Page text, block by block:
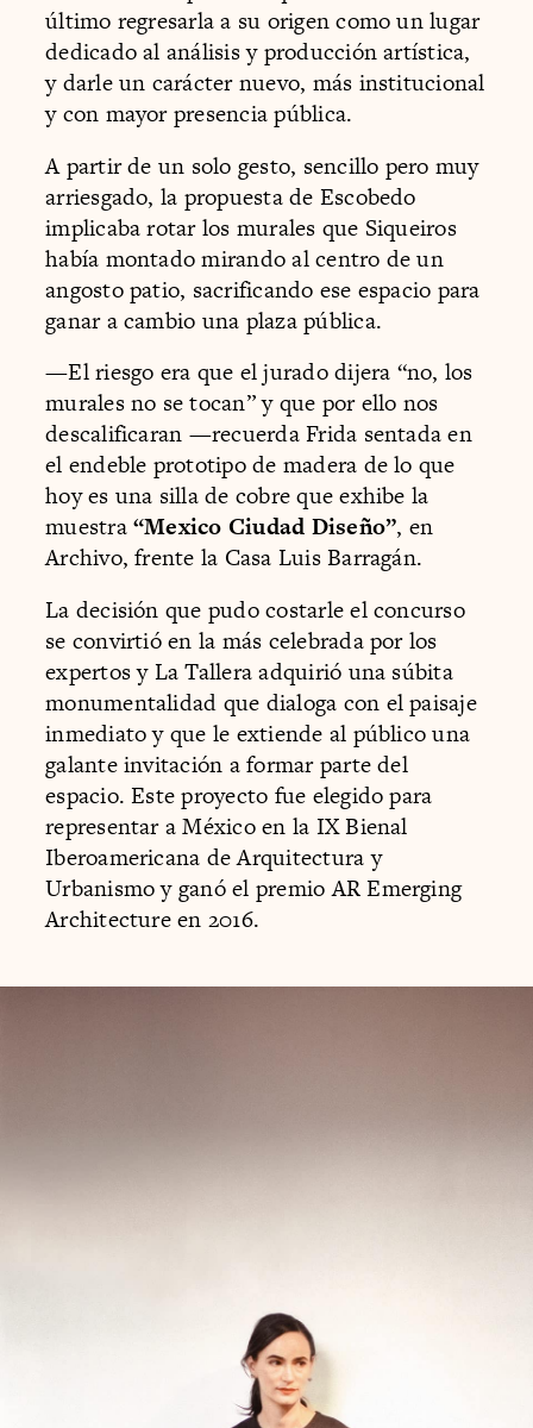
último regresarla a su origen como un lugar
dedicado al análisis y producción artística,
y darle un carácter nuevo, más institucional
y con mayor presencia pública.
A partir de un solo gesto, sencillo pero muy
arriesgado, la propuesta de Escobedo
implicaba rotar los murales que Siqueiros
había montado mirando al centro de un
angosto patio, sacrificando ese espacio para
ganar a cambio una plaza pública.
—El riesgo era que el jurado dijera “no, los
murales no se tocan” y que por ello nos
descalificaran —recuerda Frida sentada en
el endeble prototipo de madera de lo que
hoy es una silla de cobre que exhibe la
muestra“Mexico Ciudad Diseño”, en
Archivo, frente la Casa Luis Barragán.
La decisión que pudo costarle el concurso
se convirtió en la más celebrada por los
expertos y La Tallera adquirió una súbita
monumentalidad que dialoga con el paisaje
inmediato y que le extiende al público una
galante invitación a formar parte del
espacio. Este proyecto fue elegido para
representar a México en la IX Bienal
Iberoamericana de Arquitectura y
Urbanismo y ganó el premio AR Emerging
Architecture en 2016.